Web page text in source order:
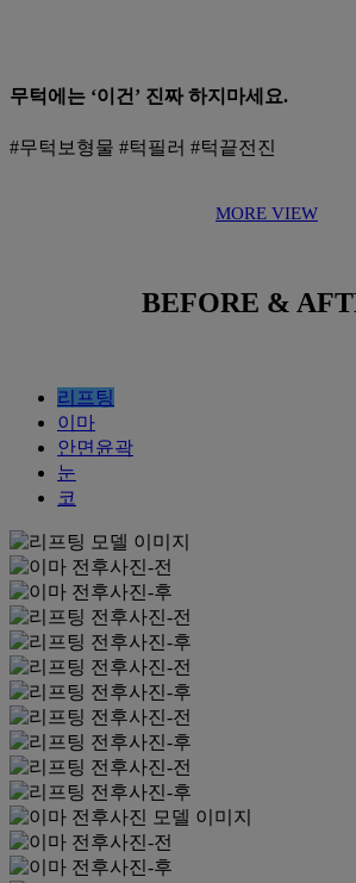
무턱에는 ‘이건’ 진짜 하지마세요.
#무턱보형물 #턱필러 #턱끝전진
MORE VIEW
BEFORE &
리프팅
이마
안면윤곽
눈
코